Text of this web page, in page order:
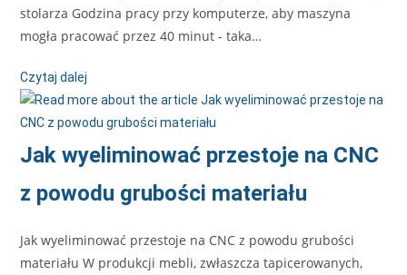
stolarza Godzina pracy przy komputerze, aby maszyna
mogła pracować przez 40 minut - taka…
Czytaj dalej
Jak wyeliminować przestoje na CNC
z powodu grubości materiału
Jak wyeliminować przestoje na CNC z powodu grubości
materiału W produkcji mebli, zwłaszcza tapicerowanych,